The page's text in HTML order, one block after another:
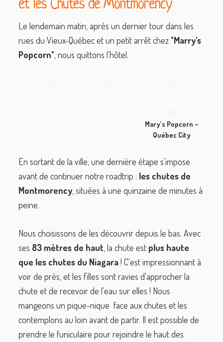
et les Chutes de Montmorency
Le lendemain matin, après un dernier tour dans les
rues du Vieux-Québec et un petit arrêt chez "Marry's
Popcorn" , nous quittons l’hôtel.
Mary’s Popcorn –
Québec City
En sortant de la ville, une dernière étape s’impose
avant de continuer notre roadtrip : les chutes de
Montmorency , situées à une quinzaine de minutes à
peine.
Nous choisissons de les découvrir depuis le bas. Avec
ses 83 mètres de haut , la chute est plus haute
que les chutes du Niagara! C'est impressionnant à
voir de près, et les filles sont ravies d'approcher la
chute et de recevoir de l'eau sur elles ! Nous
mangeons un pique-nique face aux chutes et les
contemplons au loin avant de partir. Il est possible de
prendre le funiculaire pour rejoindre le haut des